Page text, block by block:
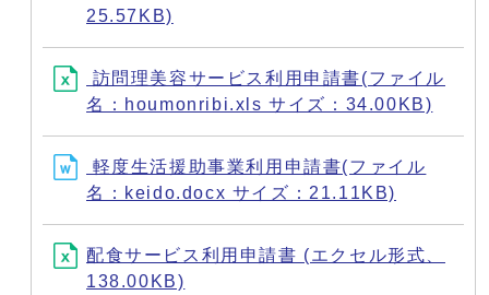
25.57KB)
訪問理美容サービス利用申請書(ファイル
名：houmonribi.xls サイズ：34.00KB)
軽度生活援助事業利用申請書(ファイル
名：keido.docx サイズ：21.11KB)
配食サービス利用申請書 (エクセル形式、
138.00KB)